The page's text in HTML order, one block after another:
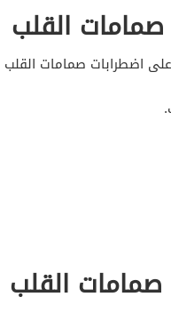
القلب
اضطرابات صمامات
القلب